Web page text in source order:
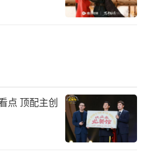
叶酸、钙片、DHA等费
点 顶配主创